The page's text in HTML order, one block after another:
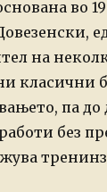
во
на
класични
па до
без